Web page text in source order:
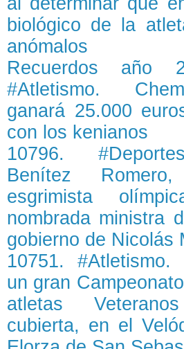
biológico de la
anómalos
Recuerdos año
#Atletismo.
ganará 25.000
con los kenianos
10796.
Benítez
esgrimista
nombrada ministra
gobierno de Nicolás
10751. #Atletismo.
un gran
atletas
cubierta, en el